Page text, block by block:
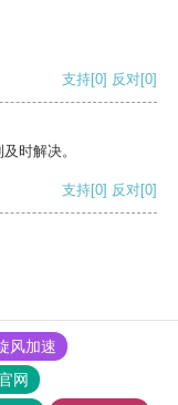
支持[0] 反对[0]
时解决。
支持[0] 反对[0]
风加速
网